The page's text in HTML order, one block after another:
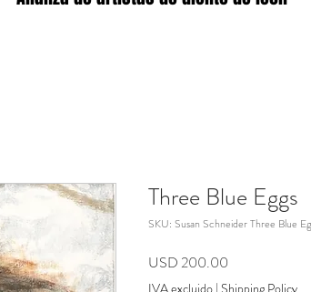
Three Blue Eggs
SKU: Susan Schneider Three Blue
USD 200.00